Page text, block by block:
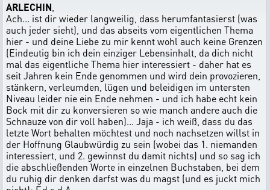
ARLECHIN,
Ach... ist dir wieder langweilig, dass herumfantasierst (was
auch jeder sieht), und das abseits vom eigentlichen Thema
hier - und deine Liebe zu mir kennt wohl auch keine Grenzen
(Eindeutig bin ich dein einziger Lebensinhalt, da dich nicht
mal das eigentliche Thema hier interessiert - daher hat es
seit Jahren kein Ende genommen und wird dein provozieren,
stänkern, verleumden, lügen und beleidigen im untersten
Niveau leider nie ein Ende nehmen - und ich habe echt kein
Bock mit dir zu konversieren so wie manch andere auch die
Schnauze von dir voll haben)... Jaja - ich weiß, dass du das
letzte Wort behalten möchtest und noch nachsetzen willst in
der Hoffnung Glaubwürdig zu sein (wobei das 1. niemanden
interessiert, und 2. gewinnst du damit nichts) und so sag ich
die abschließenden Worte in einzelnen Buchstaben, bei dem
du ruhig dir denken darfst was du magst (und es juckt mich